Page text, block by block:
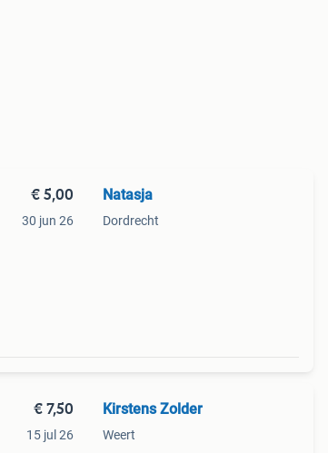
€ 5,00
30 jun 26
Natasja
Dordrecht
€ 7,50
15 jul 26
Kirstens Zolder
Weert